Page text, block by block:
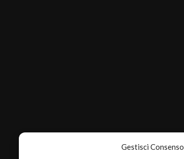
Gestisci Consenso